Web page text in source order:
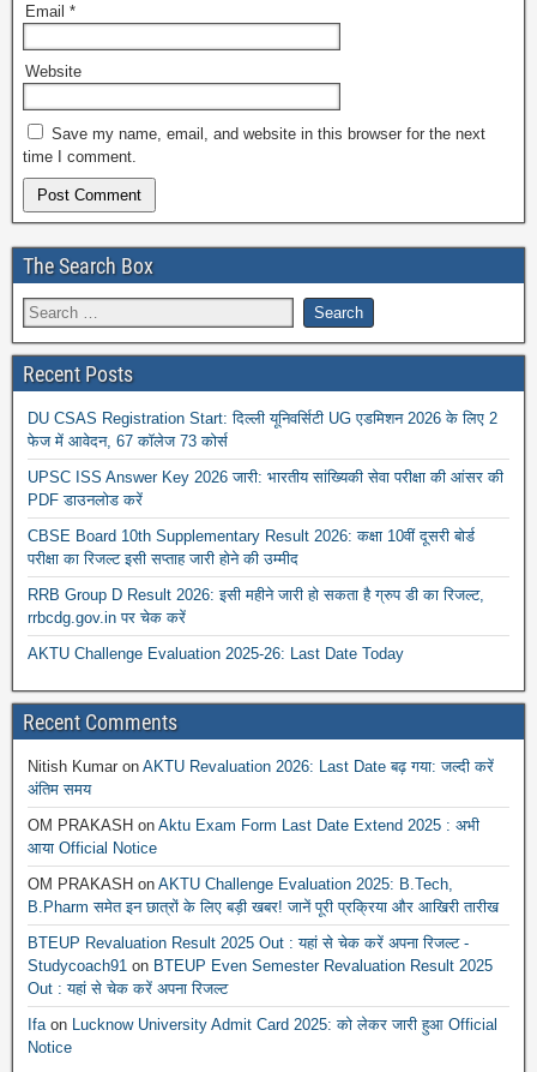
Email *
Website
Save my name, email, and website in this browser for the next
time I comment.
The Search Box
Recent Posts
DU CSAS Registration Start: दिल्ली यूनिवर्सिटी UG एडमिशन 2026 के लिए 2
फेज में आवेदन, 67 कॉलेज 73 कोर्स
UPSC ISS Answer Key 2026 जारी: भारतीय सांख्यिकी सेवा परीक्षा की आंसर की
PDF डाउनलोड करें
CBSE Board 10th Supplementary Result 2026: कक्षा 10वीं दूसरी बोर्ड
परीक्षा का रिजल्ट इसी सप्ताह जारी होने की उम्मीद
RRB Group D Result 2026: इसी महीने जारी हो सकता है ग्रुप डी का रिजल्ट,
rrbcdg.gov.in पर चेक करें
AKTU Challenge Evaluation 2025-26: Last Date Today
Recent Comments
Nitish Kumar on AKTU Revaluation 2026: Last Date बढ़ गया: जल्दी करें
अंतिम समय
OM PRAKASH on Aktu Exam Form Last Date Extend 2025 : अभी
आया Official Notice
OM PRAKASH on AKTU Challenge Evaluation 2025: B.Tech,
B.Pharm समेत इन छात्रों के लिए बड़ी खबर! जानें पूरी प्रक्रिया और आखिरी तारीख
BTEUP Revaluation Result 2025 Out : यहां से चेक करें अपना रिजल्ट -
Studycoach91 on BTEUP Even Semester Revaluation Result 2025
Out : यहां से चेक करें अपना रिजल्ट
Ifaon Lucknow University Admit Card 2025: को लेकर जारी हुआ Official
Notice